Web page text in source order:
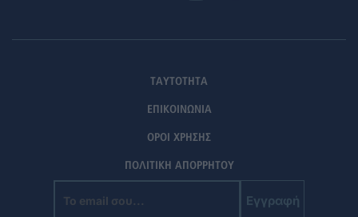
ΤΑΥΤΟΤΗΤΑ
ΕΠΙΚΟΙΝΩΝΙΑ
ΟΡΟΙ ΧΡΗΣΗΣ
ΠΟΛΙΤΙΚΗ ΑΠΟΡΡΗΤΟΥ
Εγγραφή